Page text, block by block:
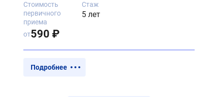
Стаж
5 лет
Стоимость
первичного
приема
от590 ₽
Подробнее